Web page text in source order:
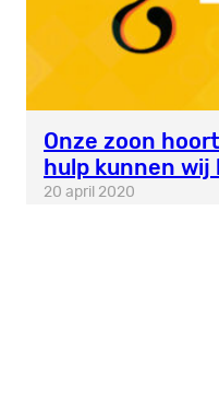
Onze zoon
hulp kunnen wij
20 april 2020